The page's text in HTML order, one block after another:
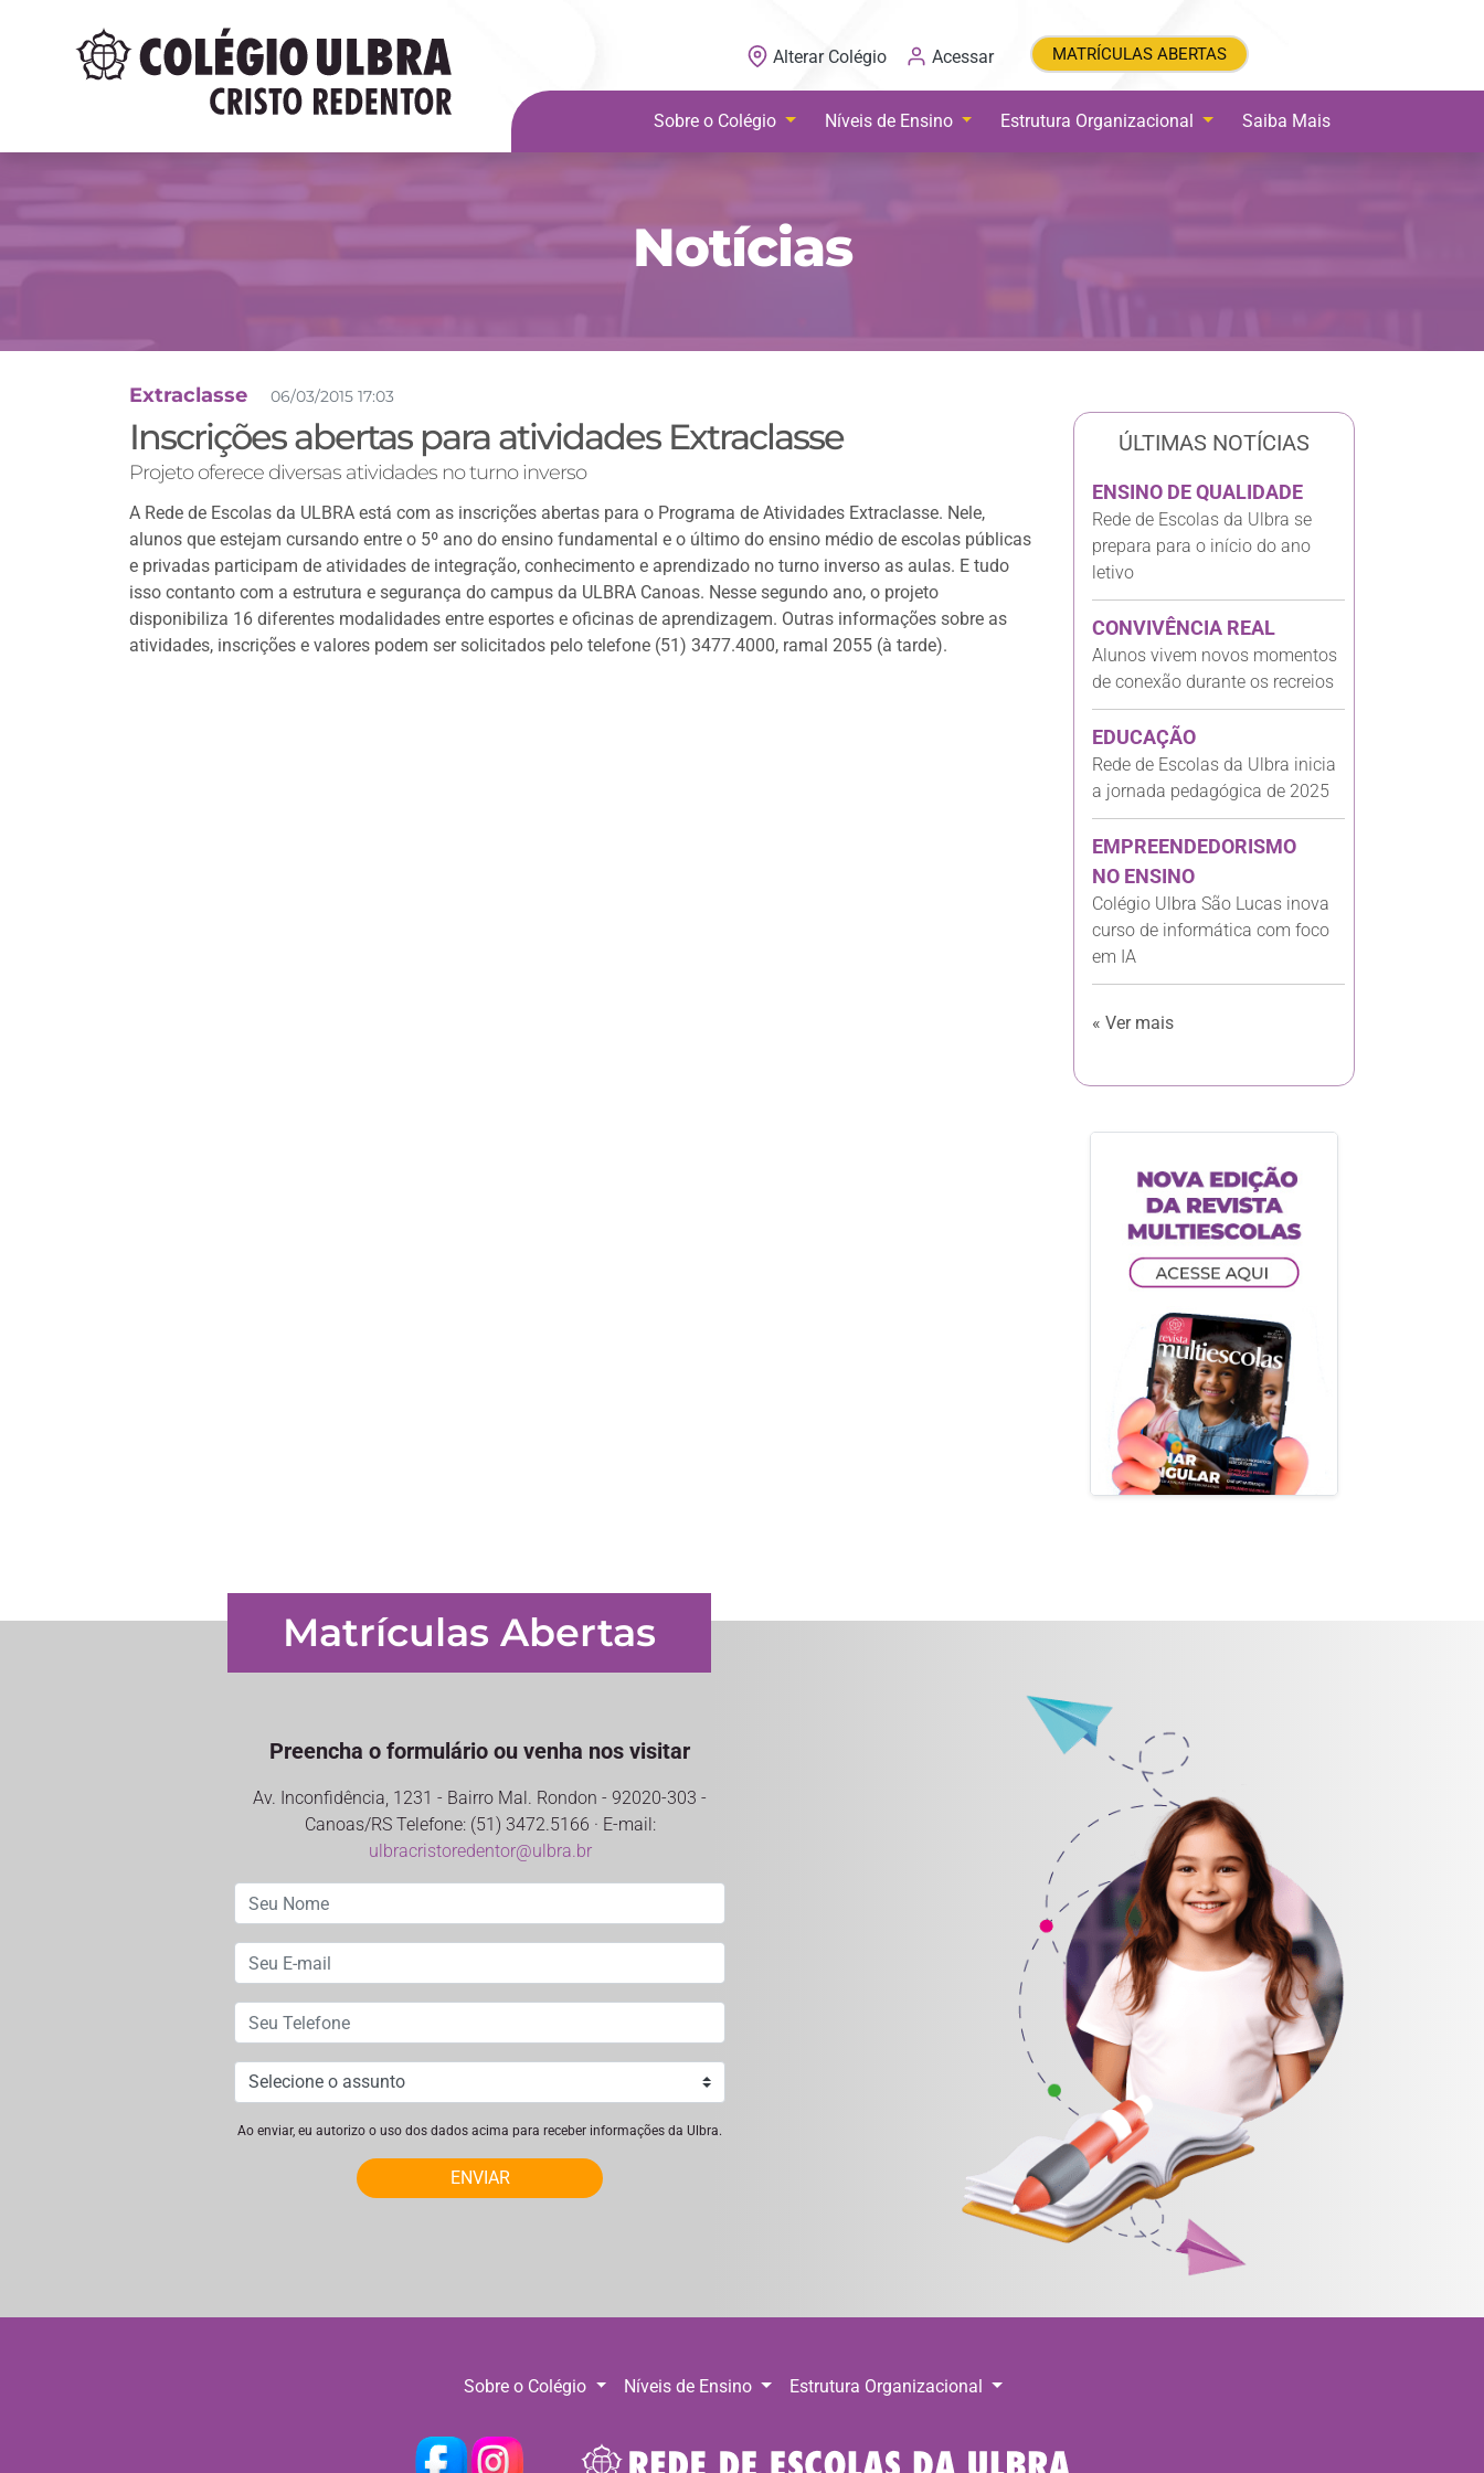
MATRÍCULAS ABERTAS
Alterar Colégio Acessar MATRÍCULAS ABERTAS
Sobre o Colégio Níveis de Ensino Estrutura Organizacional Saiba Mais
Notícias
Extraclasse 06/03/2015 17:03
Inscrições abertas para atividades Extraclasse
Projeto oferece diversas atividades no turno inverso
A Rede de Escolas da ULBRA está com as inscrições abertas para o Programa de Atividades Extraclasse. Nele,
alunos que estejam cursando entre o 5º ano do ensino fundamental e o último do ensino médio de escolas públicas
e privadas participam de atividades de integração, conhecimento e aprendizado no turno inverso as aulas. E tudo
isso contanto com a estrutura e segurança do campus da ULBRA Canoas. Nesse segundo ano, o projeto
disponibiliza 16 diferentes modalidades entre esportes e oficinas de aprendizagem. Outras informações sobre as
atividades, inscrições e valores podem ser solicitados pelo telefone (51) 3477.4000, ramal 2055 (à tarde).
ÚLTIMAS NOTÍCIAS
ENSINO DE QUALIDADE
Rede de Escolas da Ulbra se
prepara para o início do ano
letivo
CONVIVÊNCIA REAL
Alunos vivem novos momentos
de conexão durante os recreios
EDUCAÇÃO
Rede de Escolas da Ulbra inicia
a jornada pedagógica de 2025
EMPREENDEDORISMO
NO ENSINO
Colégio Ulbra São Lucas inova
curso de informática com foco
em IA
« Ver mais
Matrículas Abertas
Preencha o formulário ou venha nos visitar
Av. Inconfidência, 1231 - Bairro Mal. Rondon - 92020-303 -
Canoas/RS Telefone: (51) 3472.5166 · E-mail:
ulbracristoredentor@ulbra.br
Ao enviar, eu autorizo o uso dos dados acima para receber informações da Ulbra.
ENVIAR
Sobre o Colégio Níveis de Ensino Estrutura Organizacional